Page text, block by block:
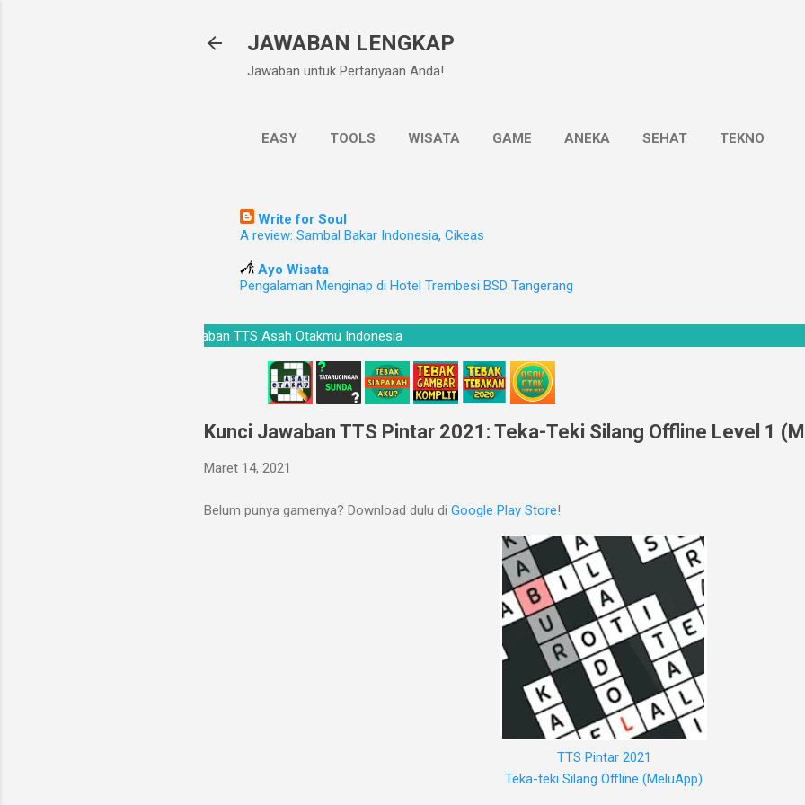
JAWABAN LENGKAP
Jawaban untuk Pertanyaan Anda!
EASY TOOLS WISATA GAME ANEKA SEHAT TEKNO
Write for Soul
A review: Sambal Bakar Indonesia, Cikeas
Ayo Wisata
Pengalaman Menginap di Hotel Trembesi BSD Tangerang
Kunci Jawaban TTS Asah Otakmu Indonesia
Kunci Jawaban TTS Pintar 2021: Teka-Teki Silang Offline Level 1
Maret 14, 2021
Belum punya gamenya? Download dulu di Google Play Store!
TTS Pintar 2021
Teka-teki Silang Offline (MeluApp)